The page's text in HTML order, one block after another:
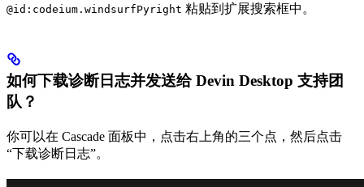
@id:codeium.windsurfPyright 粘贴到扩展搜索框中。
如何下载诊断日志并发送给 Devin Desktop 支持团
队？
你可以在 Cascade 面板中，点击右上角的三个点，然后点击
“下载诊断日志”。